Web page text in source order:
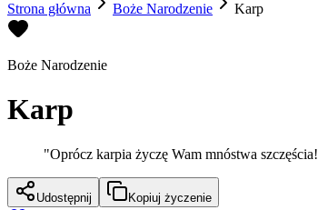
Strona główna Boże Narodzenie Karp
Boże Narodzenie
Karp
"Oprócz karpia życzę Wam mnóstwa szczęścia!
Udostępnij Kopiuj życzenie